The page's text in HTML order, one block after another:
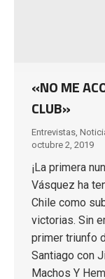
«NO ME
CLUB»
Entrevistas,
octubre 2, 2019
¡La primera
Vásquez ha
Chile como
victorias. Sin
primer triunfo
Santiago con
Machos Y